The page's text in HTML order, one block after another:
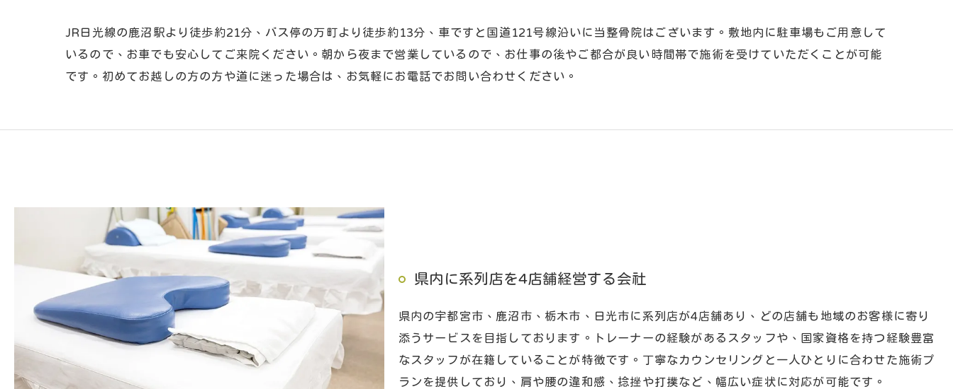
JR日光線の鹿沼駅より徒歩約21分、バス停の万町より徒歩約13分、車ですと国道121号線沿いに当整骨院はございます。敷地内に駐車場もご用意して
いるので、お車でも安心してご来院ください。朝から夜まで営業しているので、お仕事の後やご都合が良い時間帯で施術を受けていただくことが可能
です。初めてお越しの方の方や道に迷った場合は、お気軽にお電話でお問い合わせください。
県内に系列店を4店舗経営する会社
県内の宇都宮市、鹿沼市、栃木市、日光市に系列店が4店舗あり、どの店舗も地域のお客様に寄り
添うサービスを目指しております。トレーナーの経験があるスタッフや、国家資格を持つ経験豊富
なスタッフが在籍していることが特徴です。丁寧なカウンセリングと一人ひとりに合わせた施術プ
ランを提供しており、肩や腰の違和感、捻挫や打撲など、幅広い症状に対応が可能です。